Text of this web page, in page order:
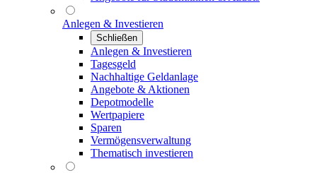
Anlegen & Investieren
Schließen
Anlegen & Investieren
Tagesgeld
Nachhaltige Geldanlage
Angebote & Aktionen
Depotmodelle
Wertpapiere
Sparen
Vermögensverwaltung
Thematisch investieren